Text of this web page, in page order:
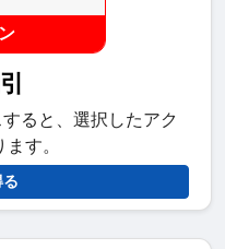
ると、選択したアク
す。